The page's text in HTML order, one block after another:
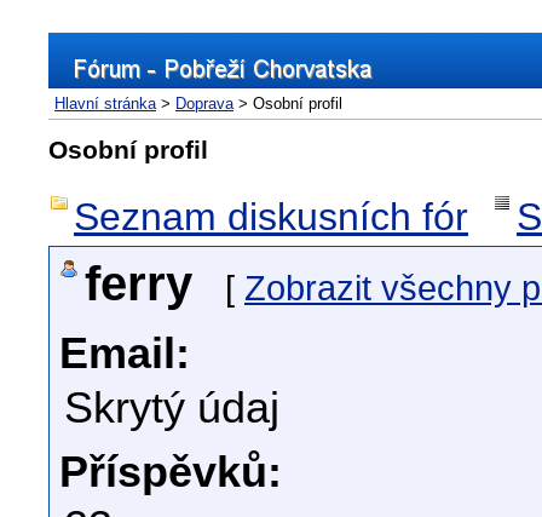
Hlavní stránka> Doprava> Osobní profil
Osobní profil
Seznam diskusních fór
ferry [ Zobrazit všechny
Email:
Skrytý údaj
Příspěvků: